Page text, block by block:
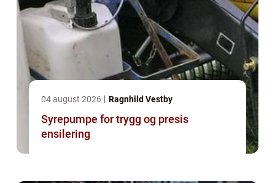
04 august 2026 Ragnhild Vestby
Syrepumpe for trygg og presis
ensilering